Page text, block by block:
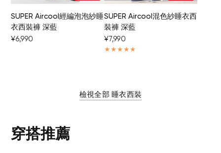
SUPER Aircool經編泡泡紗睡
衣西裝褲 深藍
¥6,990
SUPER Aircool混色紗睡衣西
裝褲 深藍
¥7,990
檢視全部 睡衣西裝
穿搭推薦